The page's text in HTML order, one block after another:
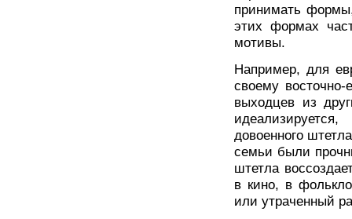
принимать
этих формах
мотивы.
Например, для
своему
выходцев из
довоенного
семьи были
штетла
в кино, в
или утраченный